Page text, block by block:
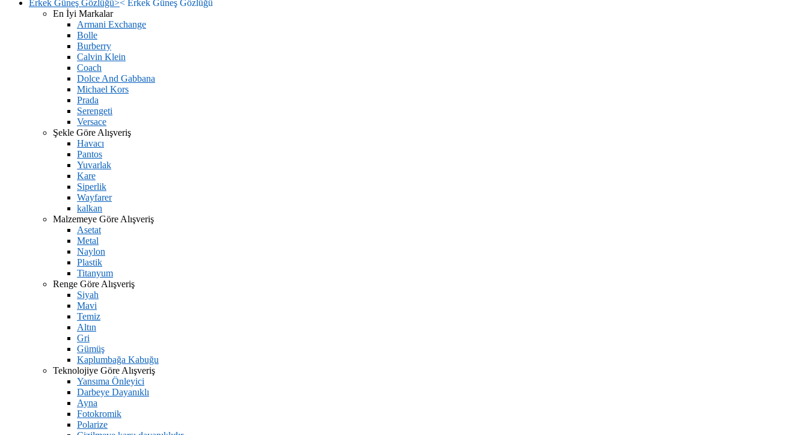
Erkek Güneş Gözlüğü>< Erkek Güneş Gözlüğü
En İyi Markalar
Armani Exchange
Bolle
Burberry
Calvin Klein
Coach
Dolce And Gabbana
Michael Kors
Prada
Serengeti
Versace
Şekle Göre Alışveriş
Havacı
Pantos
Yuvarlak
Kare
Siperlik
Wayfarer
kalkan
Malzemeye Göre Alışveriş
Asetat
Metal
Naylon
Plastik
Titanyum
Renge Göre Alışveriş
Siyah
Mavi
Temiz
Altın
Gri
Gümüş
Kaplumbağa Kabuğu
Teknolojiye Göre Alışveriş
Yansıma Önleyici
Darbeye Dayanıklı
Ayna
Fotokromik
Polarize